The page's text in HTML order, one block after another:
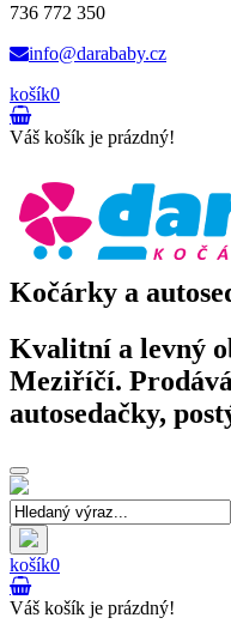
736 772 350
info@darababy.cz
košík0
Váš košík je prázdný!
Kočárky a
Kvalitní a levný
Meziříčí.
autosedačky,
Toggle
navigation
košík0
Váš košík je prázdný!